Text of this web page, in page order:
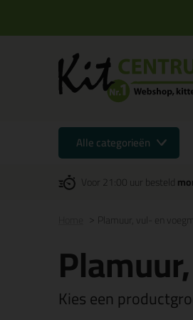
Alle categorieën
Voor 21:00 uur besteld
Plamuur, vul- en
Kies een